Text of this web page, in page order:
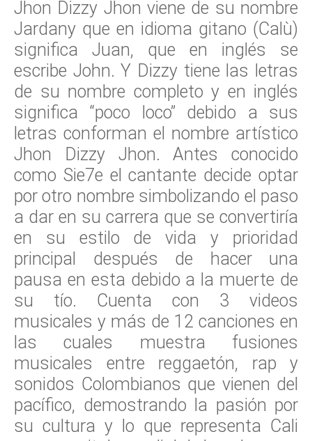
Jhon Dizzy Jhon viene de su nombre
Jardany que en idioma gitano (Calù)
significa Juan, que en inglés se
escribe John. Y Dizzy tiene las letras
de su nombre completo y en inglés
significa “poco loco” debido a sus
letras conforman el nombre artístico
Jhon Dizzy Jhon. Antes conocido
como Sie7e el cantante decide optar
por otro nombre simbolizando el paso
a dar en su carrera que se convertiría
en su estilo de vida y prioridad
principal después de hacer una
pausa en esta debido a la muerte de
su tío. Cuenta con 3 videos
musicales y más de 12 canciones en
las cuales muestra fusiones
musicales entre reggaetón, rap y
sonidos Colombianos que vienen del
pacífico, demostrando la pasión por
su cultura y lo que representa Cali